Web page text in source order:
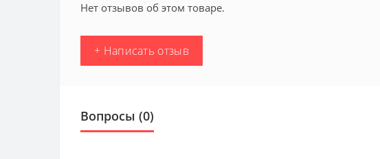
Нет отзывов об этом товаре.
+ Написать отзыв
Вопросы (0)